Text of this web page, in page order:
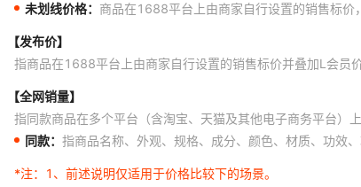
未划线价格： 商品在1688平台上由商家自行设置的销售标价
【发布价】
指商品在1688平台上由商家自行设置的销售标价并叠加L会员
【全网销量】
指同款商品在多个平台（含淘宝、天猫及其他电子商务平台）
同款： 指商品名称、外观、规格、成分、颜色、材质、功效
*注：
1、前述说明仅适用于价格比较下的场景。